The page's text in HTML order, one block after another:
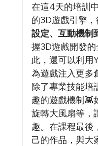
在這4天的培訓
的3D遊戲引擎，
設定、互動機制
握3D遊戲開發
此，還可以利用
為遊戲注入更
除了專業技能培
趣的遊戲機制👾
旋轉大風扇等，
趣。在課程最後
己的作品，與大